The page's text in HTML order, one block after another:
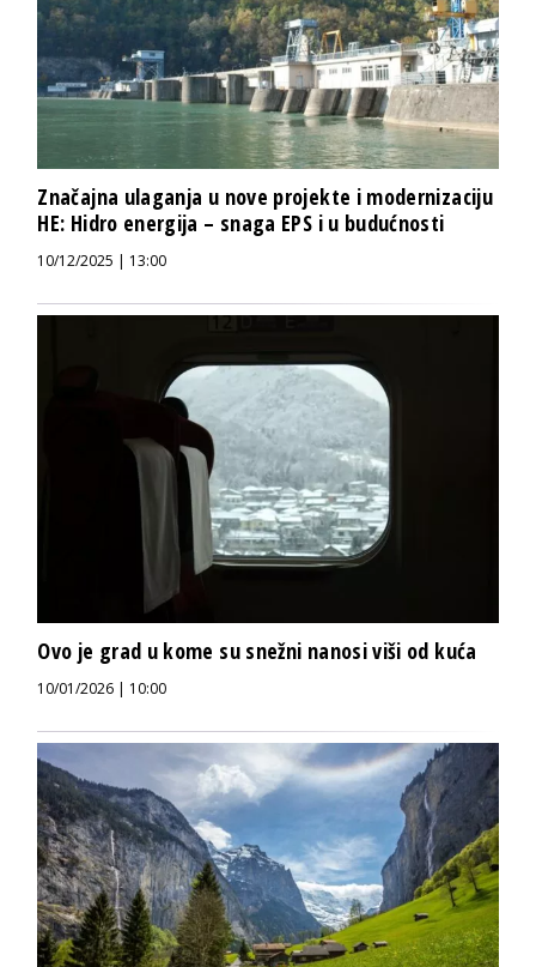
Značajna ulaganja u nove projekte i modernizaciju
HE: Hidro energija – snaga EPS i u budućnosti
10/12/2025 | 13:00
Ovo je grad u kome su snežni nanosi viši od kuća
10/01/2026 | 10:00